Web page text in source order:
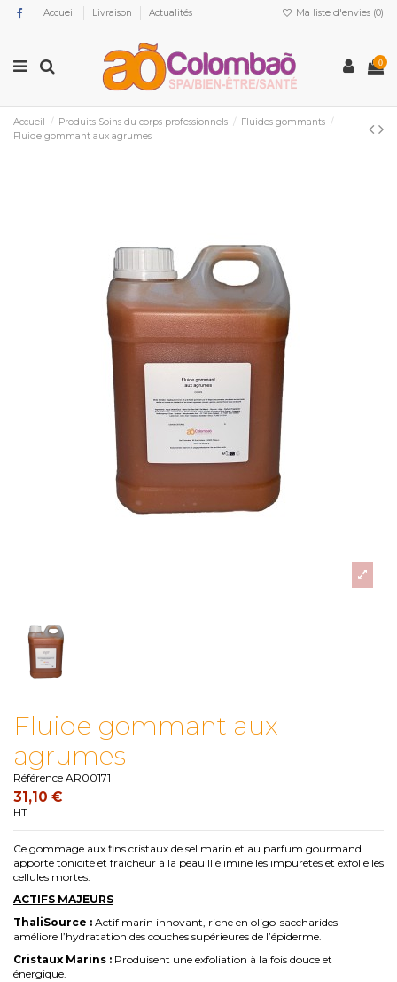
Accueil Livraison Actualités Ma liste d'envies (0)
0
Accueil Produits Soins du corps professionnels
Fluides gommants
Fluide gommant aux agrumes
Fluide gommant aux
agrumes
Référence AR00171
31,10 €
HT
Ce gommage aux fins cristaux de sel marin et au parfum gourmand
apporte tonicité et fraîcheur à la peau Il élimine les impuretés et exfolie les
cellules mortes.
ACTIFS MAJEURS
ThaliSource : Actif marin innovant, riche en oligo-saccharides
améliore l’hydratation des couches supérieures de l’épiderme.
Cristaux Marins : Produisent une exfoliation à la fois douce et
énergique.